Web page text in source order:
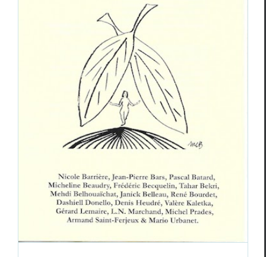
Un papillon dans ma boîte aux lettres :
Libelle
Revue des revues